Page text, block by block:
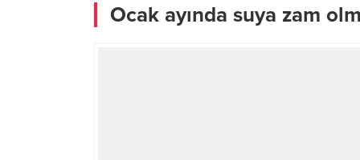
Ocak ayında suya zam